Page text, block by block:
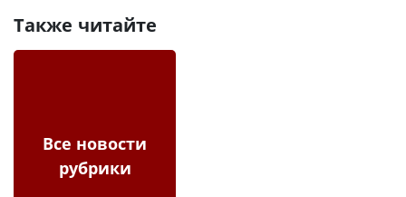
Также читайте
Все новости
рубрики